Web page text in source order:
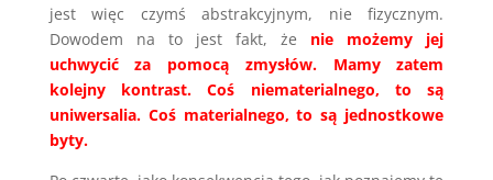
jest więc czymś abstrakcyjnym, nie fizycznym.
Dowodem na to jest fakt, że nie możemy jej
uchwycić za pomocą zmysłów. Mamy zatem
kolejny kontrast.
Coś niematerialnego, to są
uniwersalia. Coś materialnego, to są jednostkowe
byty.